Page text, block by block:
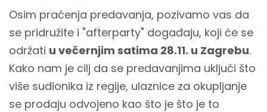
Osim praćenja predavanja, pozivamo vas da
se pridružite i "afterparty" događaju, koji će se
održati u večernjim satima 28.11. u Zagrebu.
Kako nam je cilj da se predavanjima uključi što
više sudionika iz regije, ulaznice za okupljanje
se prodaju odvojeno kao što je što je to